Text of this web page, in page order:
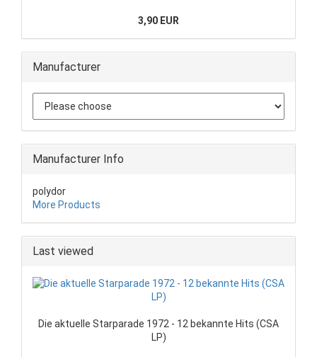
3,90 EUR
Manufacturer
Manufacturer Info
polydor
More Products
Last viewed
Die aktuelle Starparade 1972 - 12 bekannte Hits (CSA
LP)